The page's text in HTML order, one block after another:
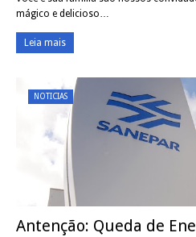
mágico e delicioso…
Leia mais
NOTICIAS
Antenção: Queda de